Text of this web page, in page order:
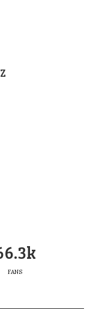
FANS